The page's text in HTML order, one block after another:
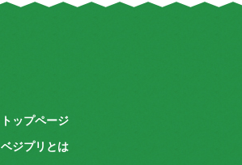
トップページ
ベジプリとは